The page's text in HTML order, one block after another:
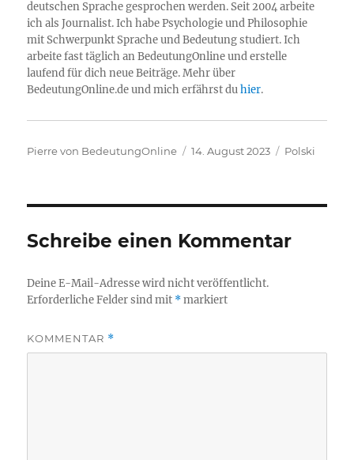
deutschen Sprache gesprochen werden. Seit 2004 arbeite
ich als Journalist. Ich habe Psychologie und Philosophie
mit Schwerpunkt Sprache und Bedeutung studiert. Ich
arbeite fast täglich an BedeutungOnline und erstelle
laufend für dich neue Beiträge. Mehr über
BedeutungOnline.de und mich erfährst duhier.
Autor
Pierre von BedeutungOnline
Veröffentlicht
14. August 2023 Kategorien
Polski
Schreibe einen Kommentar
Deine E-Mail-Adresse wird nicht veröffentlicht.
Erforderliche Felder sind mit *markiert
KOMMENTAR *